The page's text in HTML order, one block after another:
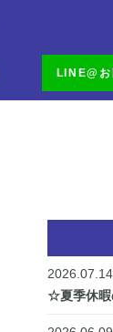
LINE@
2026.07.14
☆夏季休